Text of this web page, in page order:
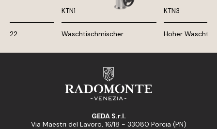
KTN1
Waschtischmischer
KTN3
Hoher
GEDA S.r.l.
Via Maestri del Lavoro, 16/18 - 33080 Porcia (PN)